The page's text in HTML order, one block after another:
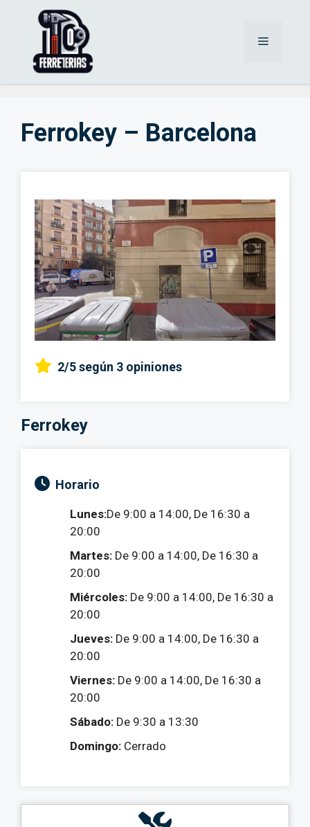
Menú
Ferrokey – Barcelona
2/5según 3 opiniones
Ferrokey
Horario
Lunes:De 9:00 a 14:00, De 16:30 a
20:00
Martes: De 9:00 a 14:00, De 16:30 a
20:00
Miércoles: De 9:00 a 14:00, De 16:30 a
20:00
Jueves: De 9:00 a 14:00, De 16:30 a
20:00
Viernes: De 9:00 a 14:00, De 16:30 a
20:00
Sábado: De 9:30 a 13:30
Domingo: Cerrado